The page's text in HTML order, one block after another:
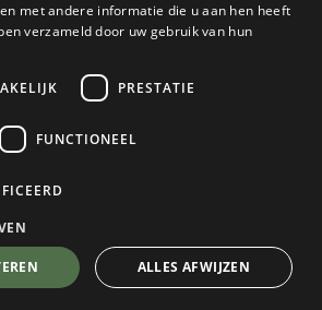
Haven Shorts
over dit product via WhatsApp
met andere informatie die u aan hen heeft
verzameld door uw gebruik van hun
PRESTATIE
FUNCTIONEEL
ALLES AFWIJZEN